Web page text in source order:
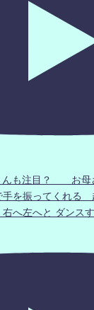
んも注目？ お母
手を振ってくれる
へ左へと ダンス